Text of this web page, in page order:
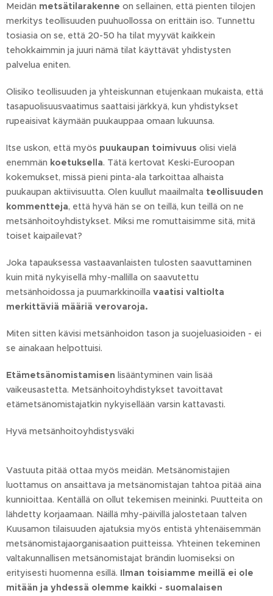
Meidän metsätilarakenne on sellainen, että pienten tilojen
merkitys teollisuuden puuhuollossa on erittäin iso. Tunnettu
tosiasia on se, että 20-50 ha tilat myyvät kaikkein
tehokkaimmin ja juuri nämä tilat käyttävät yhdistysten
palvelua eniten.
Olisiko teollisuuden ja yhteiskunnan etujenkaan mukaista, että
tasapuolisuusvaatimus saattaisi järkkyä, kun yhdistykset
rupeaisivat käymään puukauppaa omaan lukuunsa.
Itse uskon, että myös puukaupan toimivuus olisi vielä
enemmän koetuksella. Tätä kertovat Keski-Euroopan
kokemukset, missä pieni pinta-ala tarkoittaa alhaista
puukaupan aktiivisuutta. Olen kuullut maailmalta teollisuuden
kommentteja, että hyvä hän se on teillä, kun teillä on ne
metsänhoitoyhdistykset. Miksi me romuttaisimme sitä, mitä
toiset kaipailevat?
Joka tapauksessa vastaavanlaisten tulosten saavuttaminen
kuin mitä nykyisellä mhy-mallilla on saavutettu
metsänhoidossa ja puumarkkinoilla vaatisi valtiolta
merkittäviä määriä verovaroja.
Miten sitten kävisi metsänhoidon tason ja suojeluasioiden - ei
se ainakaan helpottuisi.
Etämetsänomistamisen lisääntyminen vain lisää
vaikeusastetta. Metsänhoitoyhdistykset tavoittavat
etämetsänomistajatkin nykyisellään varsin kattavasti.
Hyvä metsänhoitoyhdistysväki
Vastuuta pitää ottaa myös meidän. Metsänomistajien
luottamus on ansaittava ja metsänomistajan tahtoa pitää aina
kunnioittaa. Kentällä on ollut tekemisen meininki. Puutteita on
lähdetty korjaamaan. Näillä mhy-päivillä jalostetaan talven
Kuusamon tilaisuuden ajatuksia myös entistä yhtenäisemmän
metsänomistajaorganisaation puitteissa. Yhteinen tekeminen
valtakunnallisen metsänomistajat brändin luomiseksi on
erityisesti huomenna esillä. Ilman toisiamme meillä ei ole
mitään ja yhdessä olemme kaikki - suomalaisen